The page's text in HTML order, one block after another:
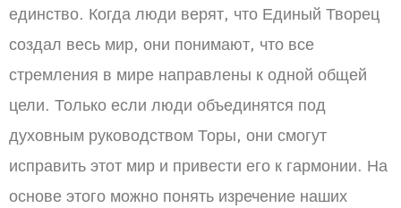
единство. Когда люди верят, что Единый Творец
создал весь мир, они понимают, что все
стремления в мире направлены к одной общей
цели. Только если люди объединятся под
духовным руководством Торы, они смогут
исправить этот мир и привести его к гармонии. На
основе этого можно понять изречение наших